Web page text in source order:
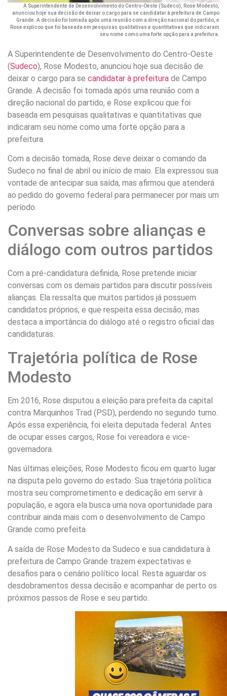
A Superintendente de Desenvolvimento do Centro-Oeste (Sudeco), Rose Modesto,
anunciou hoje sua decisão de deixar o cargo para se candidatar à prefeitura de Campo
Grande. A decisão foi tomada após uma reunião com a direção nacional do partido, e
Rose explicou que foi baseada em pesquisas qualitativas e quantitativas que indicaram
seu nome como uma forte opção para a prefeitura.
A Superintendente de Desenvolvimento do Centro-Oeste
(Sudeco), Rose Modesto, anunciou hoje sua decisão de
deixar o cargo para se candidatar à prefeitura de Campo
Grande. A decisão foi tomada após uma reunião com a
direção nacional do partido, e Rose explicou que foi
baseada em pesquisas qualitativas e quantitativas que
indicaram seu nome como uma forte opção para a
prefeitura.
Com a decisão tomada, Rose deve deixar o comando da
Sudeco no final de abril ou início de maio. Ela expressou sua
vontade de antecipar sua saída, mas afirmou que atenderá
ao pedido do governo federal para permanecer por mais um
período.
Conversas sobre alianças e
diálogo com outros partidos
Com a pré-candidatura definida, Rose pretende iniciar
conversas com os demais partidos para discutir possíveis
alianças. Ela ressalta que muitos partidos já possuem
candidatos próprios, e que respeita essa decisão, mas
destaca a importância do diálogo até o registro oficial das
candidaturas.
Trajetória política de Rose
Modesto
Em 2016, Rose disputou a eleição para prefeita da capital
contra Marquinhos Trad (PSD), perdendo no segundo turno.
Após essa experiência, foi eleita deputada federal. Antes
de ocupar esses cargos, Rose foi vereadora e vice-
governadora.
Nas últimas eleições, Rose Modesto ficou em quarto lugar
na disputa pelo governo do estado. Sua trajetória política
mostra seu comprometimento e dedicação em servir à
população, e agora ela busca uma nova oportunidade para
contribuir ainda mais com o desenvolvimento de Campo
Grande como prefeita.
A saída de Rose Modesto da Sudeco e sua candidatura à
prefeitura de Campo Grande trazem expectativas e
desafios para o cenário político local. Resta aguardar os
desdobramentos dessa decisão e acompanhar de perto os
próximos passos de Rose e seu partido.